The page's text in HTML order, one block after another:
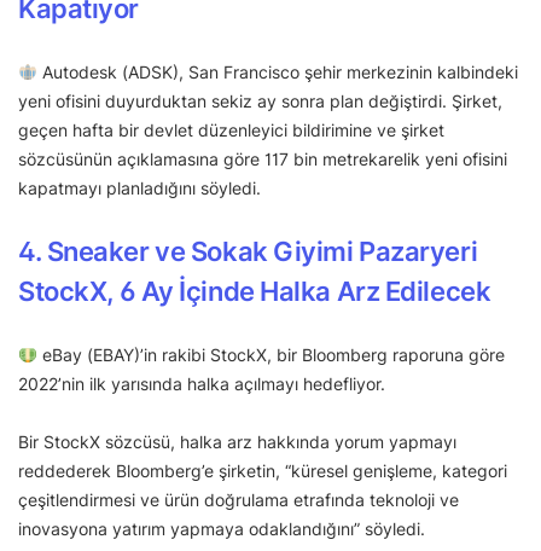
Kapatıyor
Autodesk (ADSK), San Francisco şehir merkezinin kalbindeki
yeni ofisini duyurduktan sekiz ay sonra plan değiştirdi. Şirket,
geçen hafta bir devlet düzenleyici bildirimine ve şirket
sözcüsünün açıklamasına göre 117 bin metrekarelik yeni ofisini
kapatmayı planladığını söyledi.
4. Sneaker ve Sokak Giyimi Pazaryeri
StockX, 6 Ay İçinde Halka Arz Edilecek
eBay (EBAY)’in rakibi StockX, bir Bloomberg raporuna göre
2022’nin ilk yarısında halka açılmayı hedefliyor.
Bir StockX sözcüsü, halka arz hakkında yorum yapmayı
reddederek Bloomberg’e şirketin, “küresel genişleme, kategori
çeşitlendirmesi ve ürün doğrulama etrafında teknoloji ve
inovasyona yatırım yapmaya odaklandığını” söyledi.